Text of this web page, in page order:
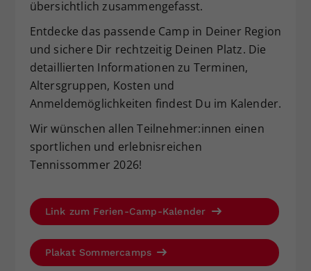
übersichtlich zusammengefasst.
Entdecke das passende Camp in Deiner Region
und sichere Dir rechtzeitig Deinen Platz. Die
detaillierten Informationen zu Terminen,
Altersgruppen, Kosten und
Anmeldemöglichkeiten findest Du im Kalender.
Wir wünschen allen Teilnehmer:innen einen
sportlichen und erlebnisreichen
Tennissommer 2026!
Link zum Ferien-Camp-Kalender
Plakat Sommercamps
Zweck
Dieser Wert speichert Ihre Consent-
Einstellungen. Unter anderem eine
zufällig generierte ID, für die
historische Speicherung Ihrer
vorgenommen Einstellungen, falls der
Webseiten-Betreiber dies eingestellt
hat.